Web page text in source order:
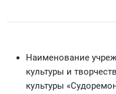
Наименование
культуры и
культуры